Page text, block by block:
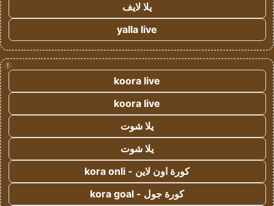
يلا لايف
yalla live
!
koora live
koora live
يلا شوت
يلا شوت
كورة اون لاين - kora onli
كورة جول - kora goal